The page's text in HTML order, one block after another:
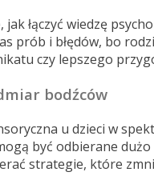
łączyć wiedzę
prób i błędów, bo
czy lepszego
bodźców
u dzieci w
być odbierane
strategie, które